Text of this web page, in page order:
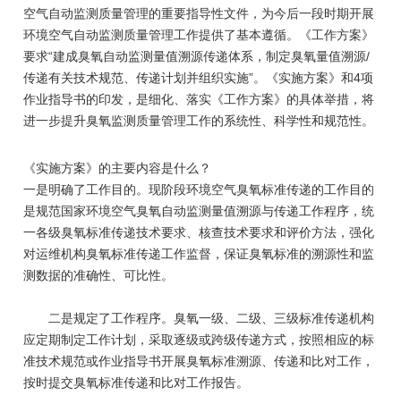
空气自动监测质量管理的重要指导性文件，为今后一段时期开展
环境空气自动监测质量管理工作提供了基本遵循。《工作方案》
要求“建成臭氧自动监测量值溯源传递体系，制定臭氧量值溯源/
传递有关技术规范、传递计划并组织实施”。《实施方案》和4项
作业指导书的印发，是细化、落实《工作方案》的具体举措，将
进一步提升臭氧监测质量管理工作的系统性、科学性和规范性。
《实施方案》的主要内容是什么？
一是明确了工作目的。现阶段环境空气臭氧标准传递的工作目的
是规范国家环境空气臭氧自动监测量值溯源与传递工作程序，统
一各级臭氧标准传递技术要求、核查技术要求和评价方法，强化
对运维机构臭氧标准传递工作监督，保证臭氧标准的溯源性和监
测数据的准确性、可比性。
二是规定了工作程序。臭氧一级、二级、三级标准传递机构
应定期制定工作计划，采取逐级或跨级传递方式，按照相应的标
准技术规范或作业指导书开展臭氧标准溯源、传递和比对工作，
按时提交臭氧标准传递和比对工作报告。